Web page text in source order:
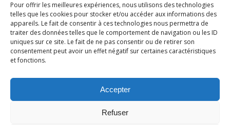
Pour offrir les meilleures expériences, nous utilisons des technologies
telles que les cookies pour stocker et/ou accéder aux informations des
appareils. Le fait de consentir à ces technologies nous permettra de
traiter des données telles que le comportement de navigation ou les ID
uniques sur ce site. Le fait de ne pas consentir ou de retirer son
consentement peut avoir un effet négatif sur certaines caractéristiques
et fonctions.
Accepter
Refuser
Contactez nous
Siège social
13009 Marseille
France